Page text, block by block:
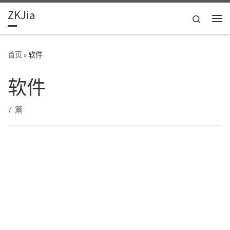
Skip to content
ZKJia
Search
首页»软件
软件
7 篇